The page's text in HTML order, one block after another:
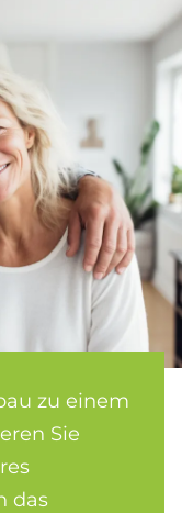
zu einem
Sie
das